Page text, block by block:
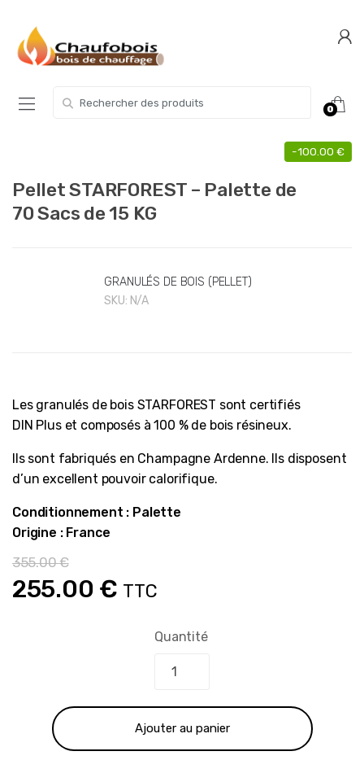
navigation
content
0
-100.00 €
Pellet STARFOREST – Palette de
70 Sacs de 15 KG
GRANULÉS DE BOIS (PELLET)
SKU: N/A
Les granulés de bois STARFOREST sont certifiés
DIN Plus et composés à 100 % de bois résineux.
Ils sont fabriqués en Champagne Ardenne. Ils disposent
d’un excellent pouvoir calorifique.
Conditionnement : Palette
Origine : France
355.00€
Le
était :
355.00 €.
255.00 €Le
prix
actuel
est :
255.00 €.
TTC
Quantité
Ajouter au panier